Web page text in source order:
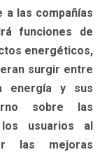
las compañías
funciones de
energéticos,
surgir entre
energía y sus
sobre las
los usuarios al
las mejoras